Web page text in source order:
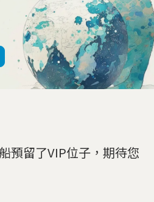
預留了VIP位子，期待您